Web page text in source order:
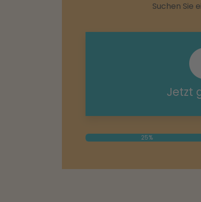
Suchen Sie
Jetzt
25%